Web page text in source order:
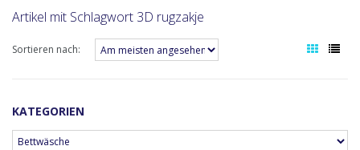
Artikel mit Schlagwort 3D rugzakje
Sortieren nach:
KATEGORIEN